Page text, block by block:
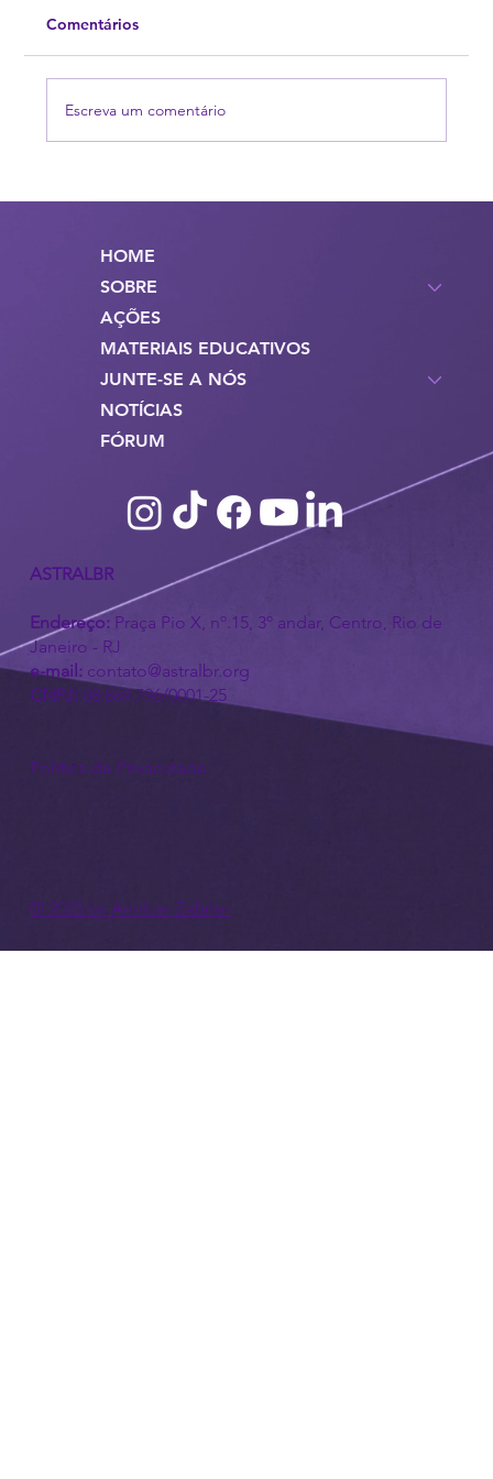
<p>O Manual “Minimum Standards of Care
eating disorders” da Academy for Eating
Disorders finalmente está [&hellip;]</p>
Comentários
Escreva um comentário
HOME
SOBRE
AÇÕES
MATERIAIS EDUCATIVOS
JUNTE-SE A NÓS
NOTÍCIAS
FÓRUM
ASTRALBR
Endereço: Praça Pio X, nº.15, 3º andar, Centro, Rio de
Janeiro - RJ
e-mail: contato@astralbr.org
CNPJ:08.869.796/0001-25
Política de Privacidade
© 2025 by Amilcar Zafalan